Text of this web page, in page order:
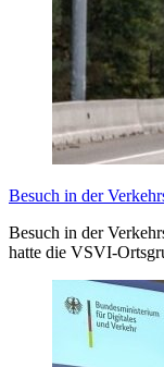
Besuch in der
Besuch in der
hatte die VSVI-